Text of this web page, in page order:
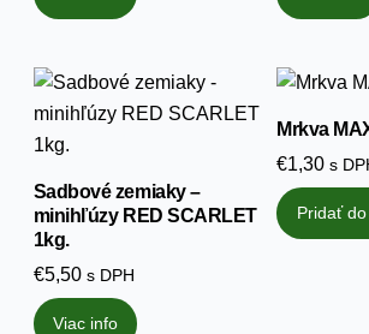
Sadbové zemiaky –
minihľúzy RED SCARLET
1kg.
€5,50 s DPH
Viac info
Mrkva
€1,30 s
Pridať